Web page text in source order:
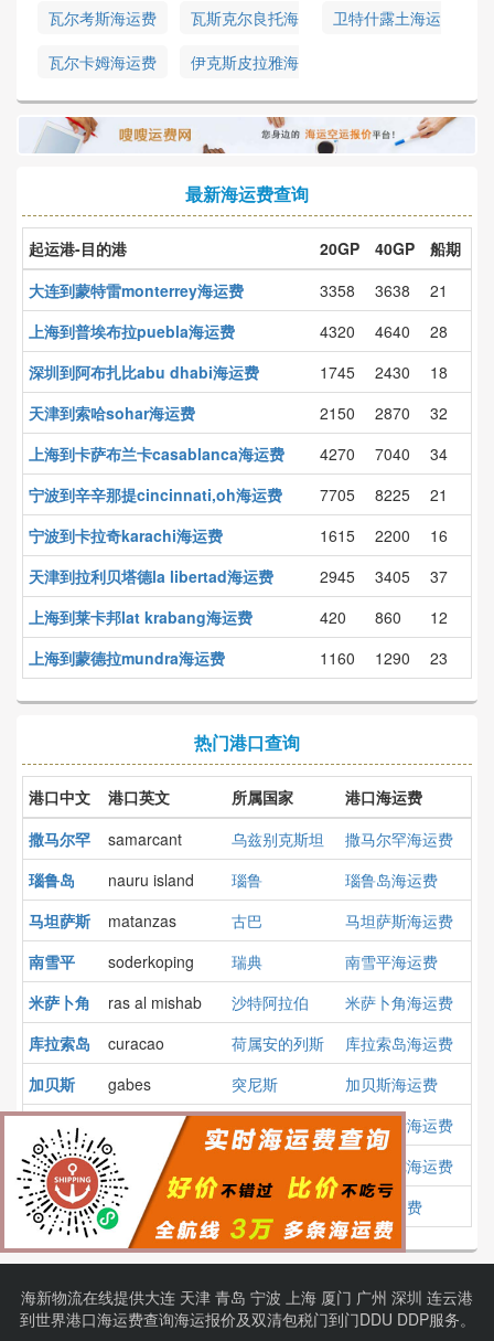
瓦尔考斯海运费
瓦斯克尔良托海
卫特什露土海运
瓦尔卡姆海运费
伊克斯皮拉雅海
最新海运费查询
起运港-目的港 20GP 40GP
船期
大连到蒙特雷monterrey海运费
3358 3638
21
上海到普埃布拉puebla海运费
4320 4640
28
深圳到阿布扎比abu dhabi海运费
1745 2430
18
天津到索哈sohar海运费
2150 2870
32
上海到卡萨布兰卡casablanca海运费
4270 7040
34
宁波到辛辛那提cincinnati,oh海运费
7705 8225
21
宁波到卡拉奇karachi海运费
1615 2200
16
天津到拉利贝塔德la libertad海运费
2945 3405
37
上海到莱卡邦lat krabang海运费
420 860
12
上海到蒙德拉mundra海运费
1160 1290 23
热门港口查询
港口中文 港口英文 所属国家
港口海运费
撒马尔罕
samarcant 乌兹别克斯坦
撒马尔罕海运费
瑙鲁岛
nauru island 瑙鲁
瑙鲁岛海运费
马坦萨斯
matanzas 古巴
马坦萨斯海运费
南雪平
soderkoping 瑞典
南雪平海运费
米萨卜角
ras al mishab 沙特阿拉伯
米萨卜角海运费
库拉索岛
curacao 荷属安的列斯
库拉索岛海运费
加贝斯
gabes 突尼斯
加贝斯海运费
圣路易斯
st louis,mo 美国
圣路易斯海运费
科印拜陀
icd coimbatore
科印拜陀海运费
帕兰
parang 菲律宾 帕兰海运费
海新物流在线提供大连 天津 青岛 宁波 上海 厦门 广州 深圳 连云港
到世界港口海运费查询海运报价及双清包税门到门DDU DDP服务。